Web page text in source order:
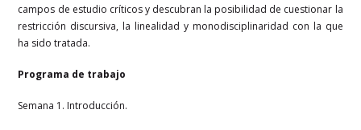
campos de estudio críticos y descubran la posibilidad de cuestionar la
restricción discursiva, la linealidad y monodisciplinaridad con la que
ha sido tratada.
Programa de trabajo
Semana 1. Introducción.